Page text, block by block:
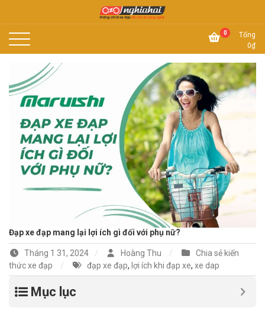
Xe đạp Nhật Nghĩa Hải 0
Tổng
0₫
Đạp xe đạp mang lại lợi ích gì đối với phụ nữ?
Tháng 1 31, 2024 Hoàng Thu
Chia sẻ kiến
thức xe đạp
đạp xe đạp, lợi ích khi đạp xe, xe dap
Mục lục